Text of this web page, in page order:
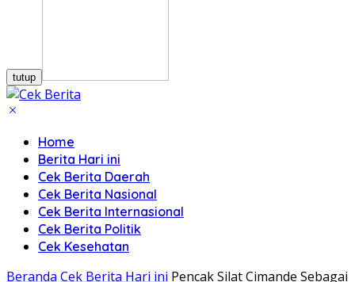
tutup
Home
Berita Hari ini
Cek Berita Daerah
Cek Berita Nasional
Cek Berita Internasional
Cek Berita Politik
Cek Kesehatan
Beranda Cek Berita Hari ini Pencak Silat Cimande Sebagai